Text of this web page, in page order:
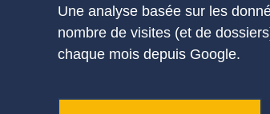
Une analyse basée sur les
nombre de visites (et de
chaque mois depuis Google.